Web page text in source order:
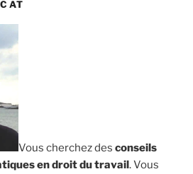
Vous cherchez des conseils
en droit du travail. Vous